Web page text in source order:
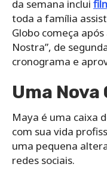
da semana inclui
toda a família
Globo começa
Nostra”, de
cronograma e
Uma Nova
Maya é uma caixa
com sua vida
uma pequena
redes sociais.